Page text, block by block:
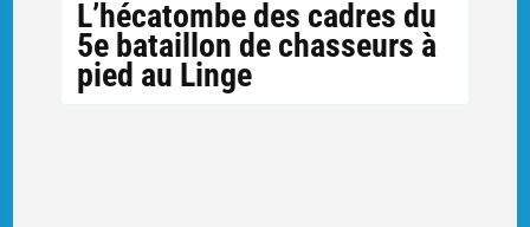
L’hécatombe des cadres du
5e bataillon de chasseurs à
pied au Linge